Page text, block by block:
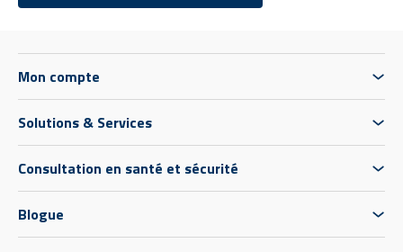
Mon compte
Solutions & Services
Consultation en santé et sécurité
Blogue